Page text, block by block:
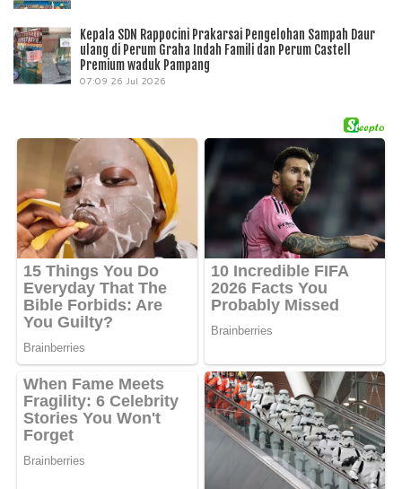
Kepala SDN Rappocini Prakarsai Pengelohan Sampah Daur
ulang di Perum Graha Indah Famili dan Perum Castell
Premium waduk Pampang
07:09 26 Jul 2026